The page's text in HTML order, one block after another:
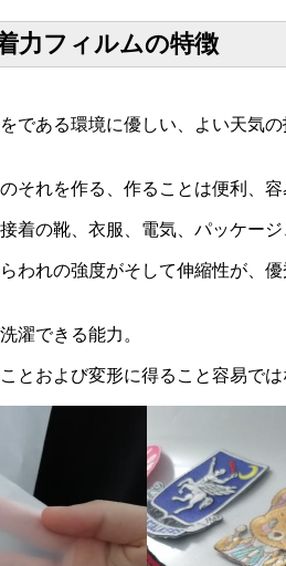
力フィルムの特徴
である環境に優しい、よい天気
それを作る、作ることは便利、
着の靴、衣服、電気、パッケージ
われの強度がそして伸縮性が、
濯できる能力。
とおよび変形に得ること容易では